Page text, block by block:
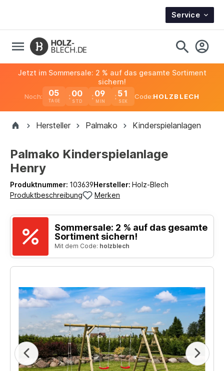
Service
Noch: 05
TAGE
00 09 50
Jetzt im Sommersale: 2 % auf das gesamte Sortiment
sichern!
Code:HOLZBLECH
Hersteller Palmako Kinderspielanlagen
Palmako Kinderspielanlage
Henry
Produktnummer: 103639Hersteller: Holz-Blech
Produktbeschreibung
Merken
Sommersale: 2 % auf das gesamte
Sortiment sichern!
Mit dem Code: holzblech